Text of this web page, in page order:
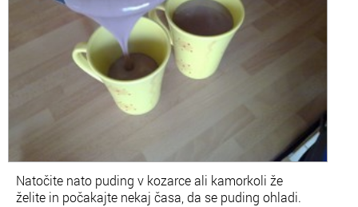
Natočite nato puding v kozarce ali kamorkoli že
želite in počakajte nekaj časa, da se puding ohladi.